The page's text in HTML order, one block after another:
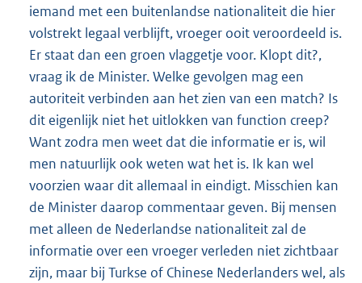
iemand met een buitenlandse nationaliteit die hier
volstrekt legaal verblijft, vroeger ooit veroordeeld is.
Er staat dan een groen vlaggetje voor. Klopt dit?,
vraag ik de Minister. Welke gevolgen mag een
autoriteit verbinden aan het zien van een match? Is
dit eigenlijk niet het uitlokken van function creep?
Want zodra men weet dat die informatie er is, wil
men natuurlijk ook weten wat het is. Ik kan wel
voorzien waar dit allemaal in eindigt. Misschien kan
de Minister daarop commentaar geven. Bij mensen
met alleen de Nederlandse nationaliteit zal de
informatie over een vroeger verleden niet zichtbaar
zijn, maar bij Turkse of Chinese Nederlanders wel, als